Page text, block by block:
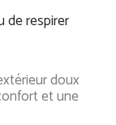
de respirer
doux
et une